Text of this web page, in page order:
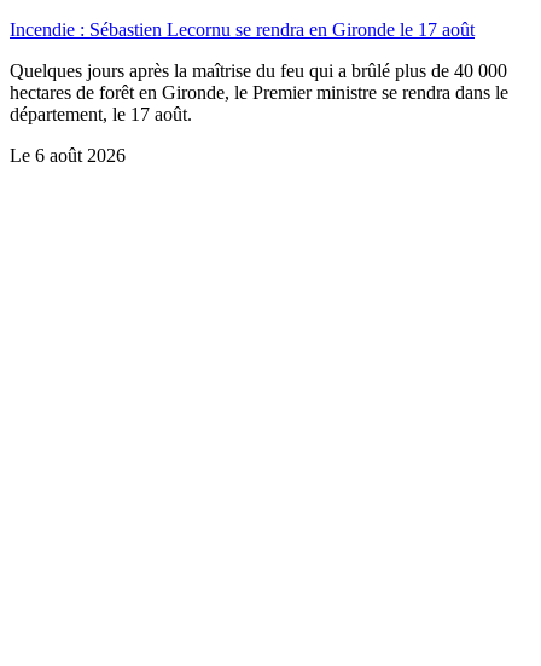
Incendie : Sébastien Lecornu se rendra en Gironde le 17 août
Quelques jours après la maîtrise du feu qui a brûlé plus de 40 000
hectares de forêt en Gironde, le Premier ministre se rendra dans le
département, le 17 août.
Le 6 août 2026